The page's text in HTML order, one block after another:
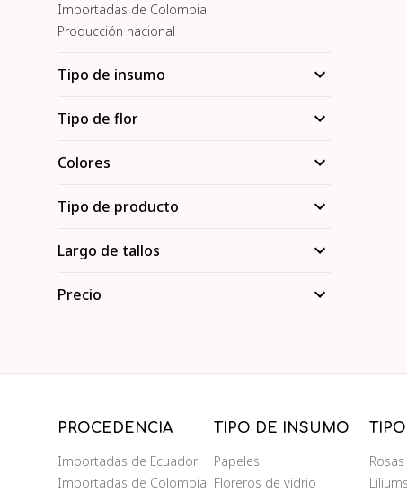
Importadas de Colombia
Producción nacional
Tipo de insumo
Tipo de flor
Colores
Tipo de producto
Largo de tallos
Precio
PROCEDENCIA
Importadas de Ecuador
Importadas de Colombia
TIPO DE INSUMO
Papeles
Floreros de vidrio
Rosas
Liliums